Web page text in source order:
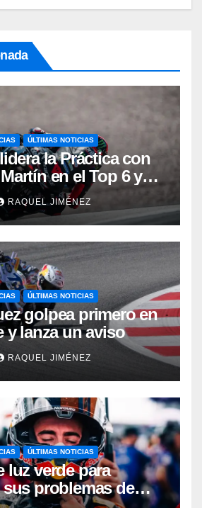
ÚLTIMAS NOTICIAS
la Práctica con
en el Top 6 y
complica la
RAQUEL JIMÉNEZ
ÚLTIMAS NOTICIAS
golpea primero en
y lanza un aviso
RAQUEL JIMÉNEZ
ÚLTIMAS NOTICIAS
luz verde para
problemas de